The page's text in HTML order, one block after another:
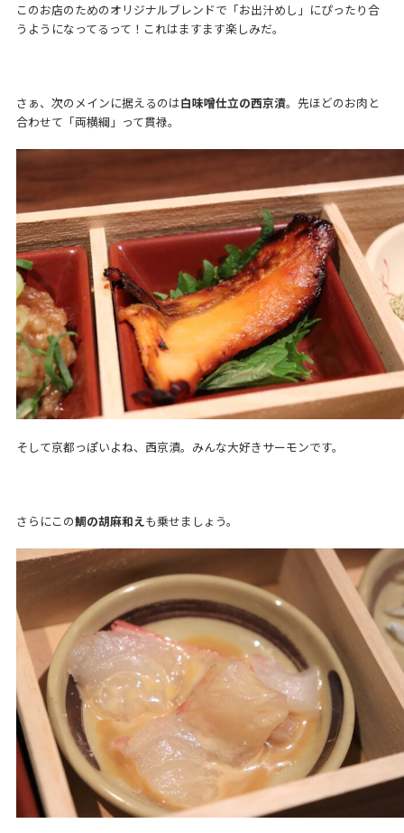
このお店のためのオリジナルブレンドで「お出汁めし」にぴったり合
うようになってるって！これはますます楽しみだ。
さぁ、次のメインに据えるのは白味噌仕立の西京漬。先ほどのお肉と
合わせて「両横綱」って貫禄。
そして京都っぽいよね、西京漬。みんな大好きサーモンです。
さらにこの鯛の胡麻和えも乗せましょう。